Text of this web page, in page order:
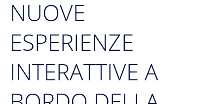
NUOVE
ESPERIENZE
INTERATTIVE A